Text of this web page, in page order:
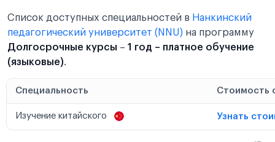
Список доступных специальностей в Нанкинский
педагогический университет (NNU) на программу
Долгосрочные курсы – 1 год – платное обучение
(языковые).
Специальность Стоимость
Изучение китайского Узнать